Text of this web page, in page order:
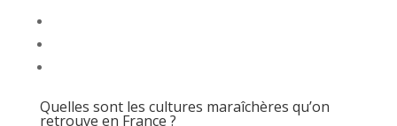
Quelles sont les cultures maraîchères qu’on
retrouve en France ?